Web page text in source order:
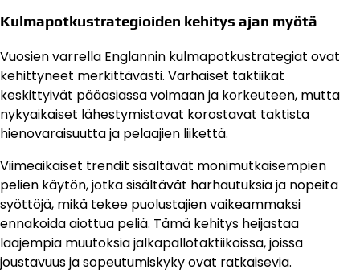
Kulmapotkustrategioiden kehitys ajan myötä
Vuosien varrella Englannin kulmapotkustrategiat ovat
kehittyneet merkittävästi. Varhaiset taktiikat
keskittyivät pääasiassa voimaan ja korkeuteen, mutta
nykyaikaiset lähestymistavat korostavat taktista
hienovaraisuutta ja pelaajien liikettä.
Viimeaikaiset trendit sisältävät monimutkaisempien
pelien käytön, jotka sisältävät harhautuksia ja nopeita
syöttöjä, mikä tekee puolustajien vaikeammaksi
ennakoida aiottua peliä. Tämä kehitys heijastaa
laajempia muutoksia jalkapallotaktiikoissa, joissa
joustavuus ja sopeutumiskyky ovat ratkaisevia.